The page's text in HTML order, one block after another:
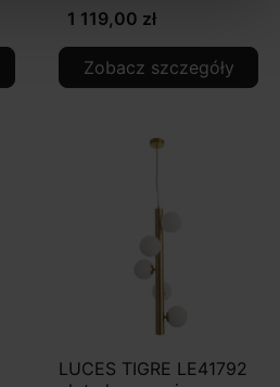
1 119,00 zł
Zobacz szczegóły
LUCES TIGRE LE41792